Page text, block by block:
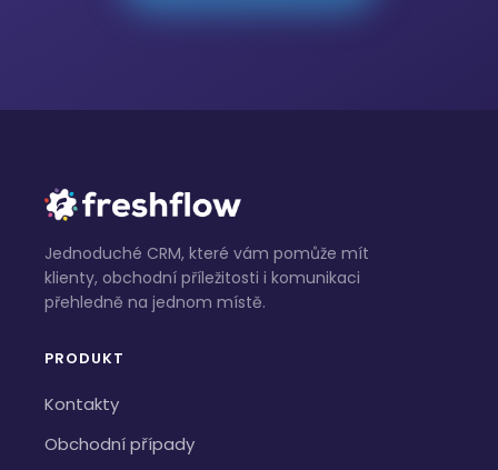
Jednoduché CRM, které vám pomůže mít
klienty, obchodní příležitosti i komunikaci
přehledně na jednom místě.
PRODUKT
Kontakty
Obchodní případy